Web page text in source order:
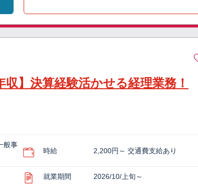
収】決算経験活かせる経理業務！
般事
時給 2,200円～ 交通費支給あり
就業期間 2026/10/上旬～